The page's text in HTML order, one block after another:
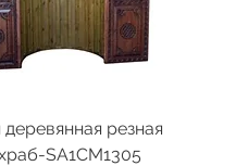
резная
SA1CM1305